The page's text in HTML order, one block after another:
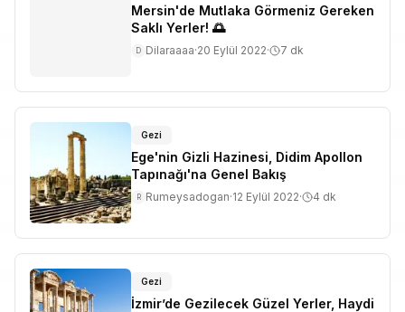
Mersin'de Mutlaka Görmeniz Gereken
Saklı Yerler! 🌅
D Dilaraaaa·20 Eylül 2022· 7 dk
Gezi
Ege'nin Gizli Hazinesi, Didim Apollon
Tapınağı'na Genel Bakış
R Rumeysadogan·12 Eylül 2022· 4 dk
Gezi
İzmir’de Gezilecek Güzel Yerler, Haydi